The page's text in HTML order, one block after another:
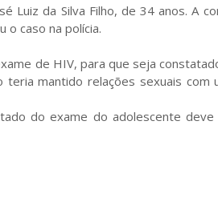
Luiz da Silva Filho, de 34 anos. A
caso na polícia.
de HIV, para que seja
mantido relações sexuais com
do exame do adolescente